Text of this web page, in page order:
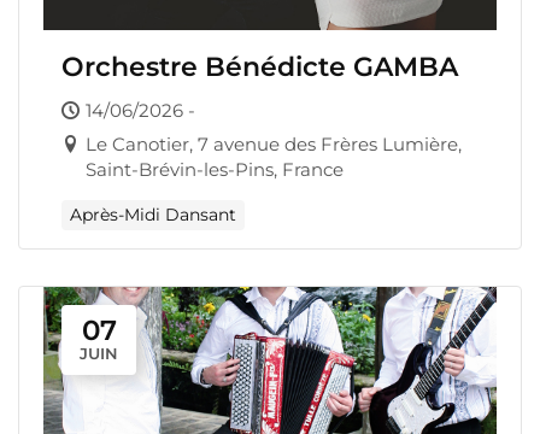
Orchestre Bénédicte GAMBA
14/06/2026 -
Le Canotier, 7 avenue des Frères Lumière,
Saint-Brévin-les-Pins, France
Après-Midi Dansant
07
JUIN